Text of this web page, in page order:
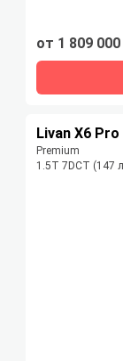
от 1 809
Livan X6 Pro
Premium
1.5T 7DCT (147